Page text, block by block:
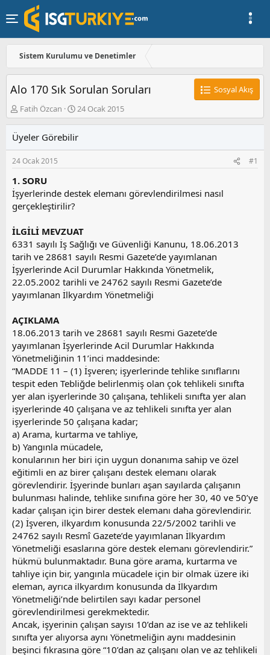
Sistem Kurulumu ve Denetimler
Alo 170 Sık Sorulan Soruları
Sosyal Akış
K
o
u
y
u
a
ş
l
t
a
n
Fatih Özcan
B
a
l
a
ç
r
i
h
i
24 Ocak 2015
Üyeler Görebilir
24 Ocak 2015 #1
1. SORU
İşyerlerinde destek elemanı görevlendirilmesi nasıl
gerçekleştirilir?
İLGİLİ MEVZUAT
6331 sayılı İş Sağlığı ve Güvenliği Kanunu, 18.06.2013
tarih ve 28681 sayılı Resmi Gazete’de yayımlanan
İşyerlerinde Acil Durumlar Hakkında Yönetmelik,
22.05.2002 tarihli ve 24762 sayılı Resmi Gazete’de
yayımlanan İlkyardım Yönetmeliği
AÇIKLAMA
18.06.2013 tarih ve 28681 sayılı Resmi Gazete’de
yayımlanan İşyerlerinde Acil Durumlar Hakkında
Yönetmeliğinin 11’inci maddesinde:
“MADDE 11 – (1) İşveren; işyerlerinde tehlike sınıflarını
tespit eden Tebliğde belirlenmiş olan çok tehlikeli sınıfta
yer alan işyerlerinde 30 çalışana, tehlikeli sınıfta yer alan
işyerlerinde 40 çalışana ve az tehlikeli sınıfta yer alan
işyerlerinde 50 çalışana kadar;
a) Arama, kurtarma ve tahliye,
b) Yangınla mücadele,
konularının her biri için uygun donanıma sahip ve özel
eğitimli en az birer çalışanı destek elemanı olarak
görevlendirir. İşyerinde bunları aşan sayılarda çalışanın
bulunması halinde, tehlike sınıfına göre her 30, 40 ve 50’ye
kadar çalışan için birer destek elemanı daha görevlendirir.
(2) İşveren, ilkyardım konusunda 22/5/2002 tarihli ve
24762 sayılı Resmî Gazete’de yayımlanan İlkyardım
Yönetmeliği esaslarına göre destek elemanı görevlendirir.”
hükmü bulunmaktadır. Buna göre arama, kurtarma ve
tahliye için bir, yangınla mücadele için bir olmak üzere iki
eleman, ayrıca ilkyardım konusunda da İlkyardım
Yönetmeliği’nde belirtilen sayı kadar personel
görevlendirilmesi gerekmektedir.
Ancak, işyerinin çalışan sayısı 10’dan az ise ve az tehlikeli
sınıfta yer alıyorsa aynı Yönetmeliğin aynı maddesinin
beşinci fıkrasına göre “10’dan az çalışanı olan ve az tehlikeli